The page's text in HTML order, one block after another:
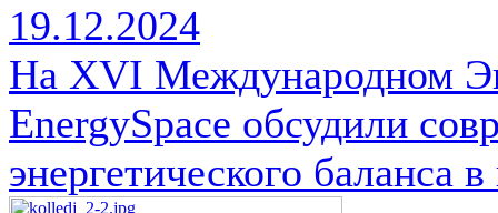
19.12.2024
На XVI Международном
EnergySpace обсудили
энергетического баланса